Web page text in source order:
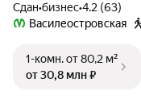
Сдан•бизнес•4.2 (63)
Василеостровская
1-комн.от 80,2 м²
от 30,8 млн ₽